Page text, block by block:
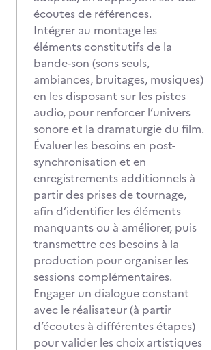
écoutes de références.
Intégrer au montage les
éléments constitutifs de la
bande-son (sons seuls,
ambiances, bruitages, musiques)
en les disposant sur les pistes
audio, pour renforcer l’univers
sonore et la dramaturgie du film.
Évaluer les besoins en post-
synchronisation et en
enregistrements additionnels à
partir des prises de tournage,
afin d’identifier les éléments
manquants ou à améliorer, puis
transmettre ces besoins à la
production pour organiser les
sessions complémentaires.
Engager un dialogue constant
avec le réalisateur (à partir
d’écoutes à différentes étapes)
pour valider les choix artistiques